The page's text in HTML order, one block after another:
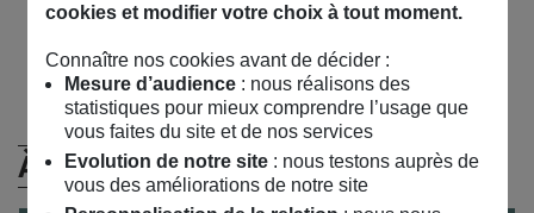
Retrouvez Norman Ajari sur :
Instagram
À (Re)Découvrir
cookies et modifier votre choix à tout moment.
Connaître nos cookies avant de décider :
Mesure d’audience: nous réalisons des
statistiques pour mieux comprendre l’usage que
vous faites du site et de nos services
Evolution de notre site: nous testons auprès de
vous des améliorations de notre site